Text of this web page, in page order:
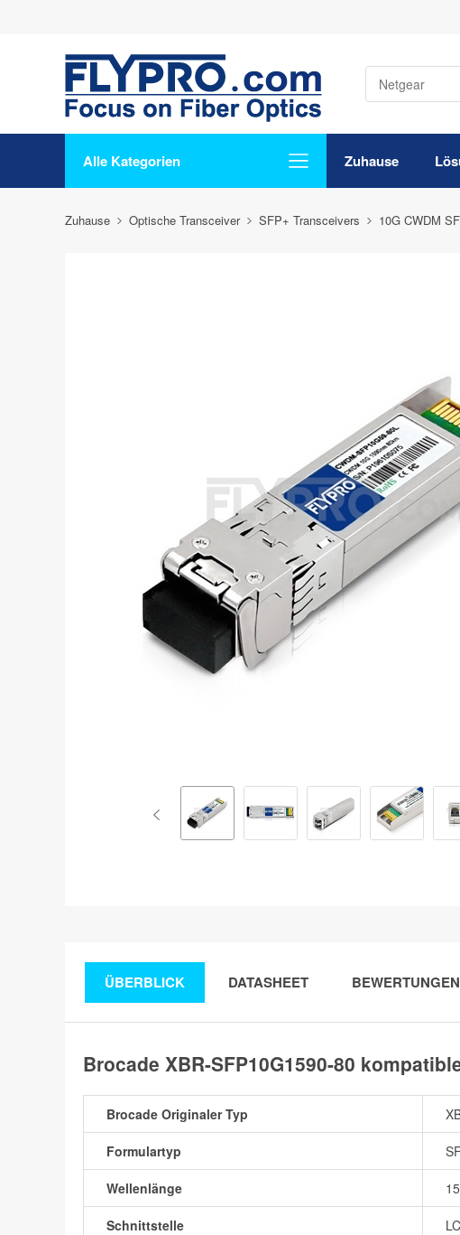
Alle Kategorien Zuhause
Zuhause Optische Transceiver SFP+ Transceivers 10G CWDM
ÜBERBLICK DATASHEET BEWERTUNGEN
Brocade XBR-SFP10G1590-80
Brocade Originaler Typ
Formulartyp
Wellenlänge
Schnittstelle